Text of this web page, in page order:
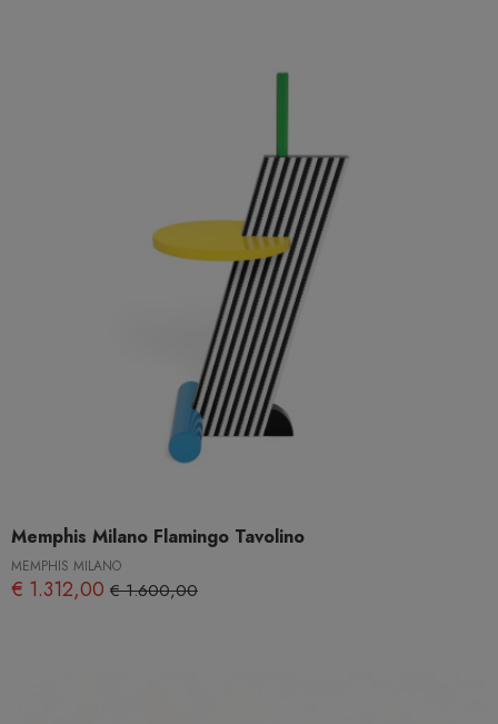
Memphis Milano Flamingo Tavolino
MEMPHIS MILANO
€ 1.312,00 € 1.600,00